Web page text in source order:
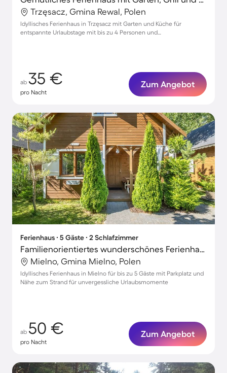
Trzęsacz, Gmina Rewal, Polen
Idyllisches Ferienhaus in Trzęsacz mit Garten und Küche für
entspannte Urlaubstage mit bis zu 4 Personen und
ab 35 €
pro Nacht
Zum Angebot
Ferienhaus ∙ 5 Gäste ∙ 2 Schlafzimmer
Familienorientiertes wunderschönes Ferienhaus mit Terrasse | Nah am Strand
Mielno, Gmina Mielno, Polen
Idyllisches Ferienhaus in Mielno für bis zu 5 Gäste mit Parkplatz und
Nähe zum Strand für unvergessliche Urlaubsmomente
ab 50 €
pro Nacht
Zum Angebot